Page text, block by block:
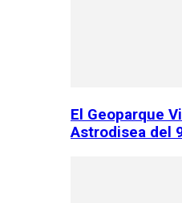
El Geoparque
Astrodisea del